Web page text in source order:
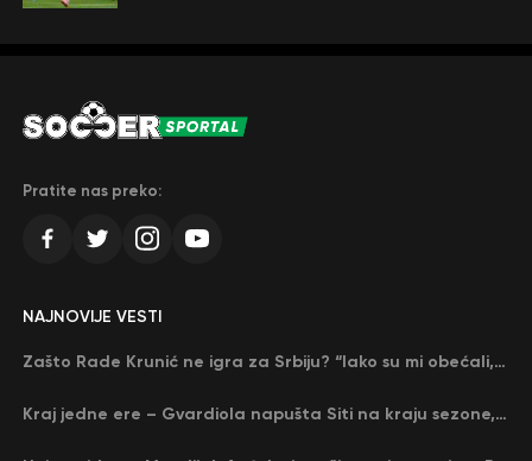
Pratite nas preko:
NAJNOVIJE VESTI
Zašto Rade Krunić ne igra za Srbiju? “Iako su mi obećali, niko me nije zvao…”
Kraj jedne ere – Gvardiola napušta Siti na kraju sezone, menja ga njegov nekadašnji rival